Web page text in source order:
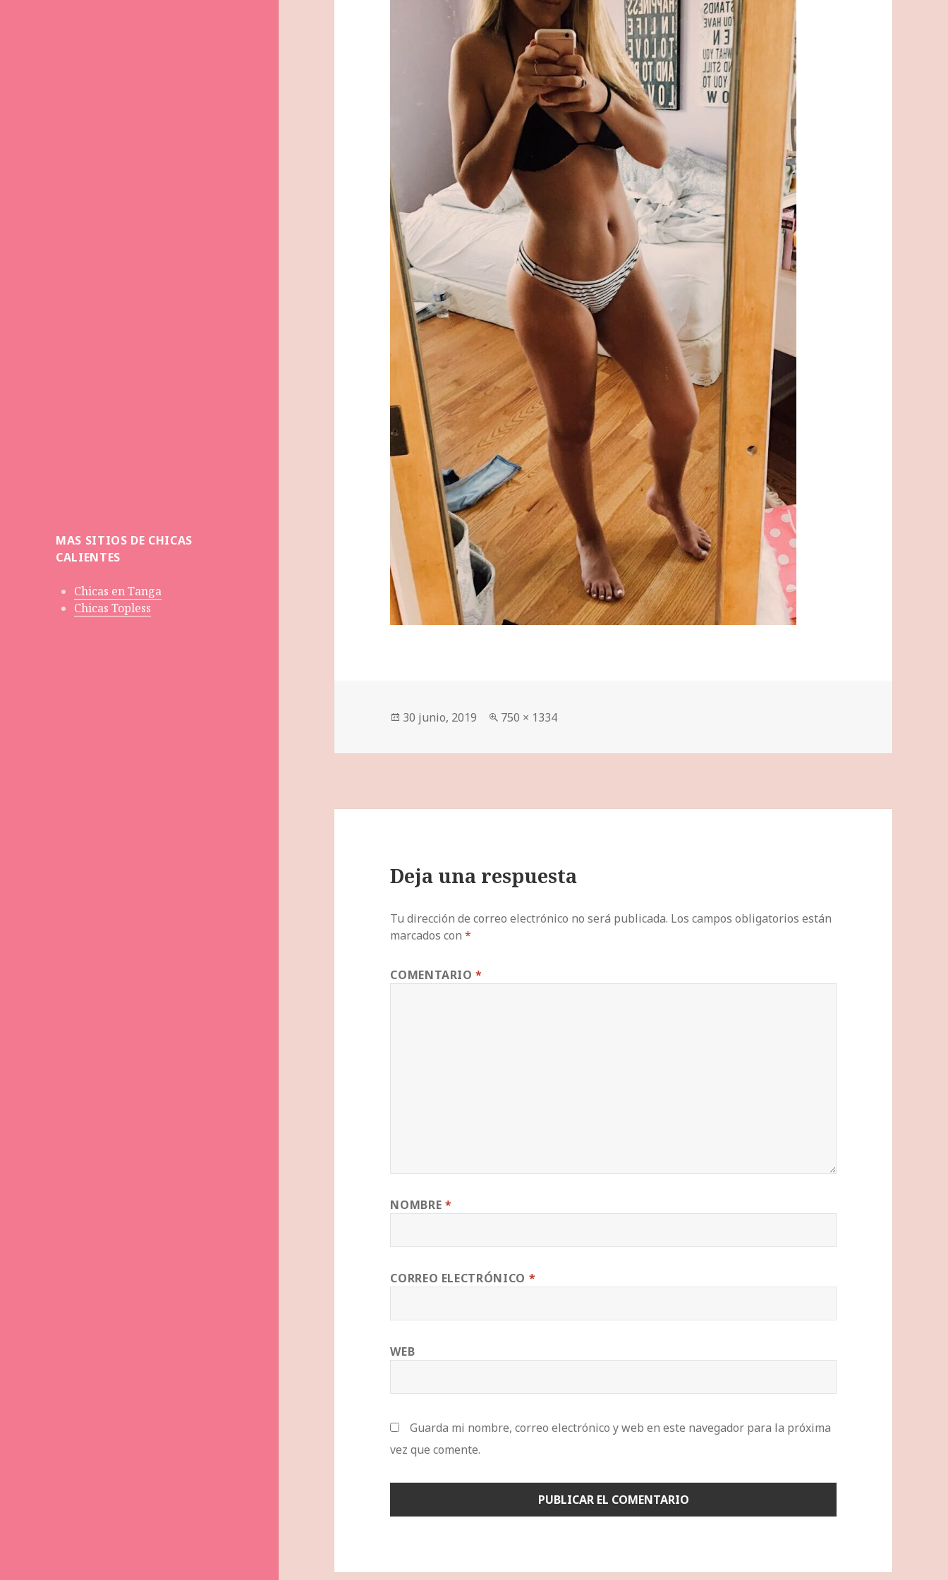
MAS SITIOS DE CHICAS
CALIENTES
Chicas en Tanga
Chicas Topless
Publicado
30 junio, 2019
Tamaño
750 × 1334
Deja una respuesta
Tu dirección de correo electrónico no será publicada. Los campos obligatorios están
marcados con*
COMENTARIO*
NOMBRE *
CORREO ELECTRÓNICO *
WEB
Guarda mi nombre, correo electrónico y web en este navegador para la próxima
vez que comente.